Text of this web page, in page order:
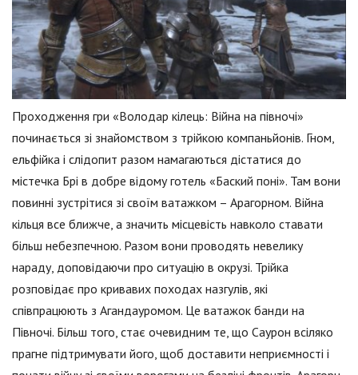
Проходження гри «Володар кілець: Війна на півночі»
починається зі знайомством з трійкою компаньйонів. Гном,
ельфійка і слідопит разом намагаються дістатися до
містечка Брі в добре відому готель «Баский поні». Там вони
повинні зустрітися зі своїм ватажком – Арагорном. Війна
кільця все ближче, а значить місцевість навколо ставати
більш небезпечною. Разом вони проводять невелику
нараду, доповідаючи про ситуацію в окрузі. Трійка
розповідає про кривавих походах назгулів, які
співпрацюють з Агандауромом. Це ватажок банди на
Півночі. Більш того, стає очевидним те, що Саурон всіляко
прагне підтримувати його, щоб доставити неприємності і